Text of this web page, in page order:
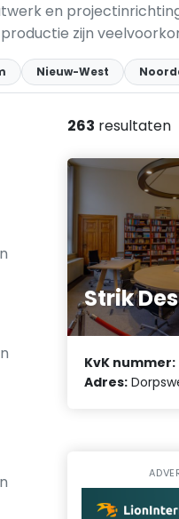
en
zijn
Nieuw-West
263 resultaten
Strik
KvK nummer:
Adres: